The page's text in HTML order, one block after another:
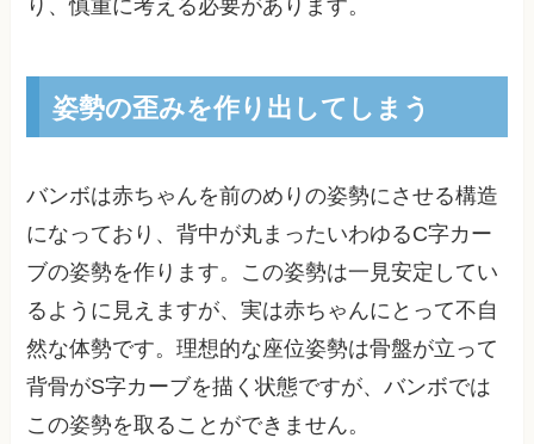
り、慎重に考える必要があります。
姿勢の歪みを作り出してしまう
バンボは赤ちゃんを前のめりの姿勢にさせる構造
になっており、背中が丸まったいわゆるC字カー
ブの姿勢を作ります。この姿勢は一見安定してい
るように見えますが、実は赤ちゃんにとって不自
然な体勢です。理想的な座位姿勢は骨盤が立って
背骨がS字カーブを描く状態ですが、バンボでは
この姿勢を取ることができません。